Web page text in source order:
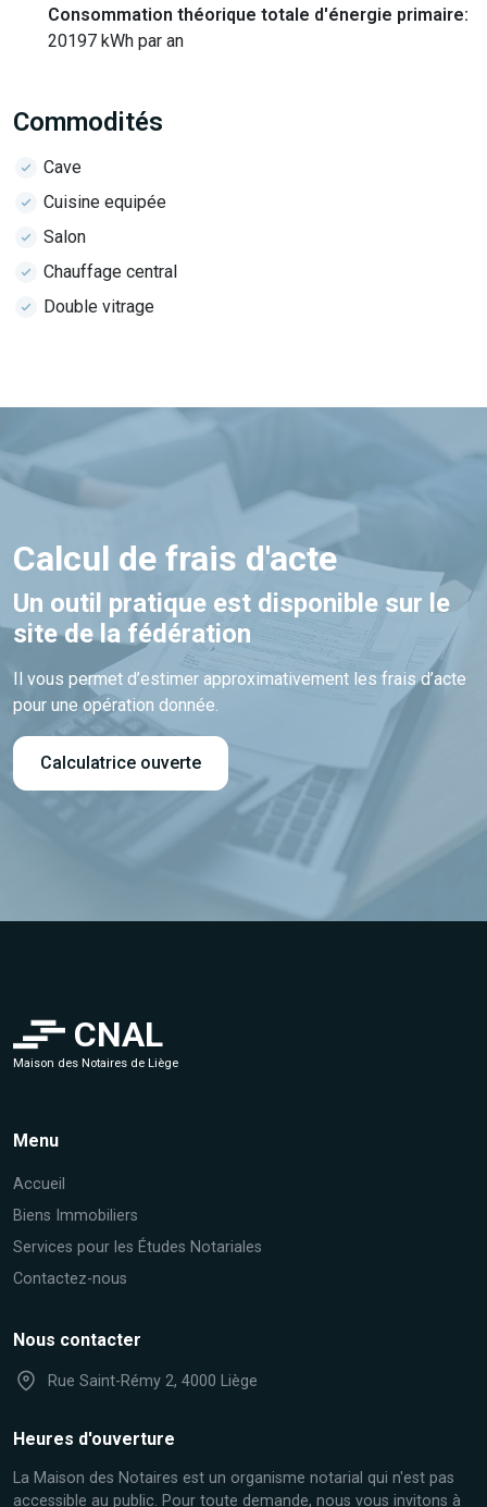
Consommation théorique totale d'énergie primaire:
20197 kWh par an
Commodités
Cave
Cuisine equipée
Salon
Chauffage central
Double vitrage
Calcul de frais d'acte
Un outil pratique est disponible sur le
site de la fédération
Il vous permet d’estimer approximativement les frais d’acte
pour une opération donnée.
Calculatrice ouverte
CNAL
Maison des Notaires de Liège
Menu
Accueil
Biens Immobiliers
Services pour les Études Notariales
Contactez-nous
Nous contacter
Rue Saint-Rémy 2, 4000 Liège
Heures d'ouverture
La Maison des Notaires est un organisme notarial qui n'est pas
accessible au public. Pour toute demande, nous vous invitons à